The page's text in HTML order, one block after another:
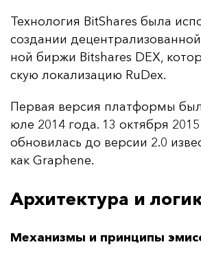
Тех­но­ло­гия BitShares бы­ла
соз­да­нии
ной бир­жи Bitshares DEX,
скую ло­ка­ли­за­цию RuDex.
Пер­вая вер­сия плат­фор­мы
юле 2014 го­да. 13 ок­тяб­ря
об­но­ви­лась до вер­сии 2.0
как Graphene.
Архитектура и
Механизмы и принципы